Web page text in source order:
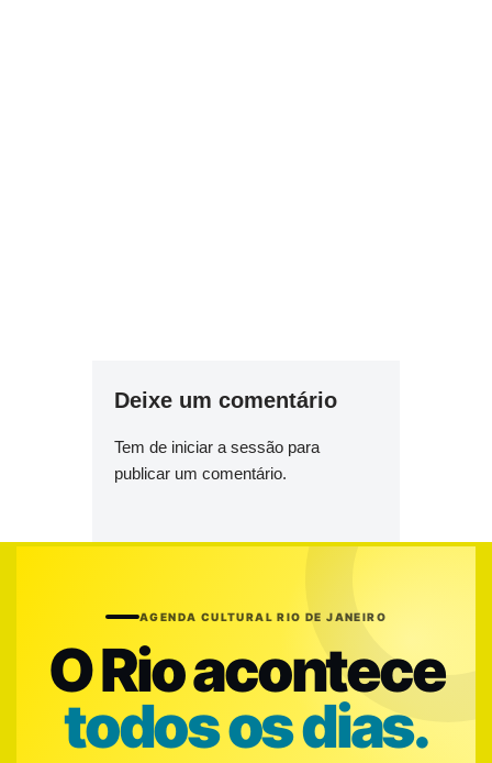
Deixe um comentário
Tem de iniciar a sessão para
publicar um comentário.
AGENDA CULTURAL RIO DE JANEIRO
O Rio acontece
todos os dias.